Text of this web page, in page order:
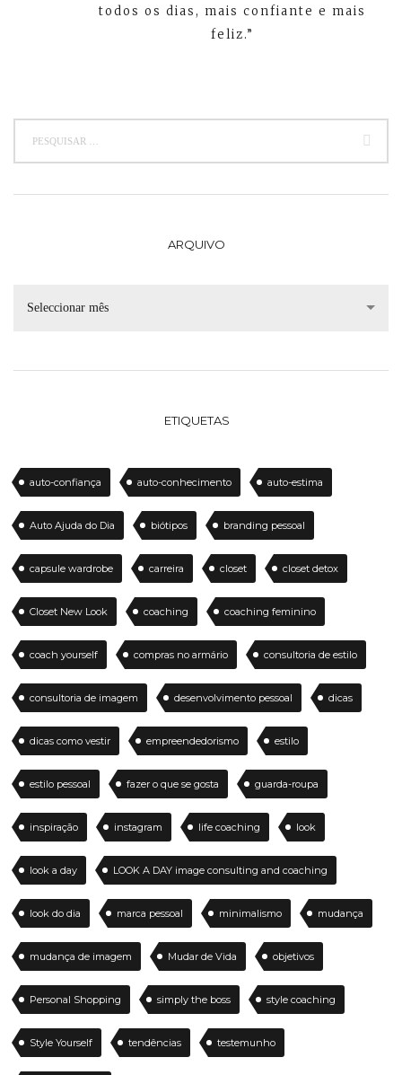
todos os dias, mais confiante e mais
feliz.”
ARQUIVO
Seleccionar mês
ETIQUETAS
auto-confiança auto-conhecimento auto-estima
Auto Ajuda do Dia biótipos branding pessoal
capsule wardrobe carreira closet closet detox
Closet New Look coaching coaching feminino
coach yourself compras no armário consultoria de estilo
consultoria de imagem desenvolvimento pessoal dicas
dicas como vestir empreendedorismo estilo
estilo pessoal fazer o que se gosta guarda-roupa
inspiração instagram life coaching look
look a day LOOK A DAY image consulting and coaching
look do dia marca pessoal minimalismo mudança
mudança de imagem Mudar de Vida objetivos
Personal Shopping simply the boss style coaching
Style Yourself tendências testemunho